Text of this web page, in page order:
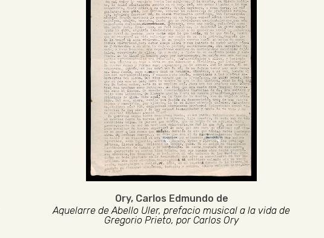
Ory, Carlos Edmundo de
Aquelarre de Abello Uler, prefacio musical a la vida de
Gregorio Prieto, por Carlos Ory